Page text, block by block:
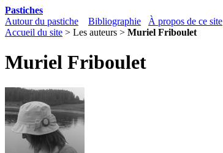
Pastiches
Autour du pastiche
Bibliographie À propos de ce site
Accueil du site > Les auteurs > Muriel Friboulet
Muriel Friboulet